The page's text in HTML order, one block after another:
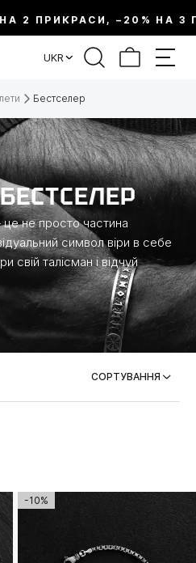
ПРИКРАСИ, –20% НА 3
UKR
Бестселер
не просто частина
символ віри в себе
свій талісман і відчуй
СОРТУВАННЯ
-10%